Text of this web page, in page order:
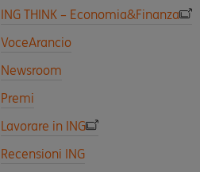
ING THINK – Economia&Finanza
VoceArancio
Newsroom
Premi
Lavorare in ING
Recensioni ING